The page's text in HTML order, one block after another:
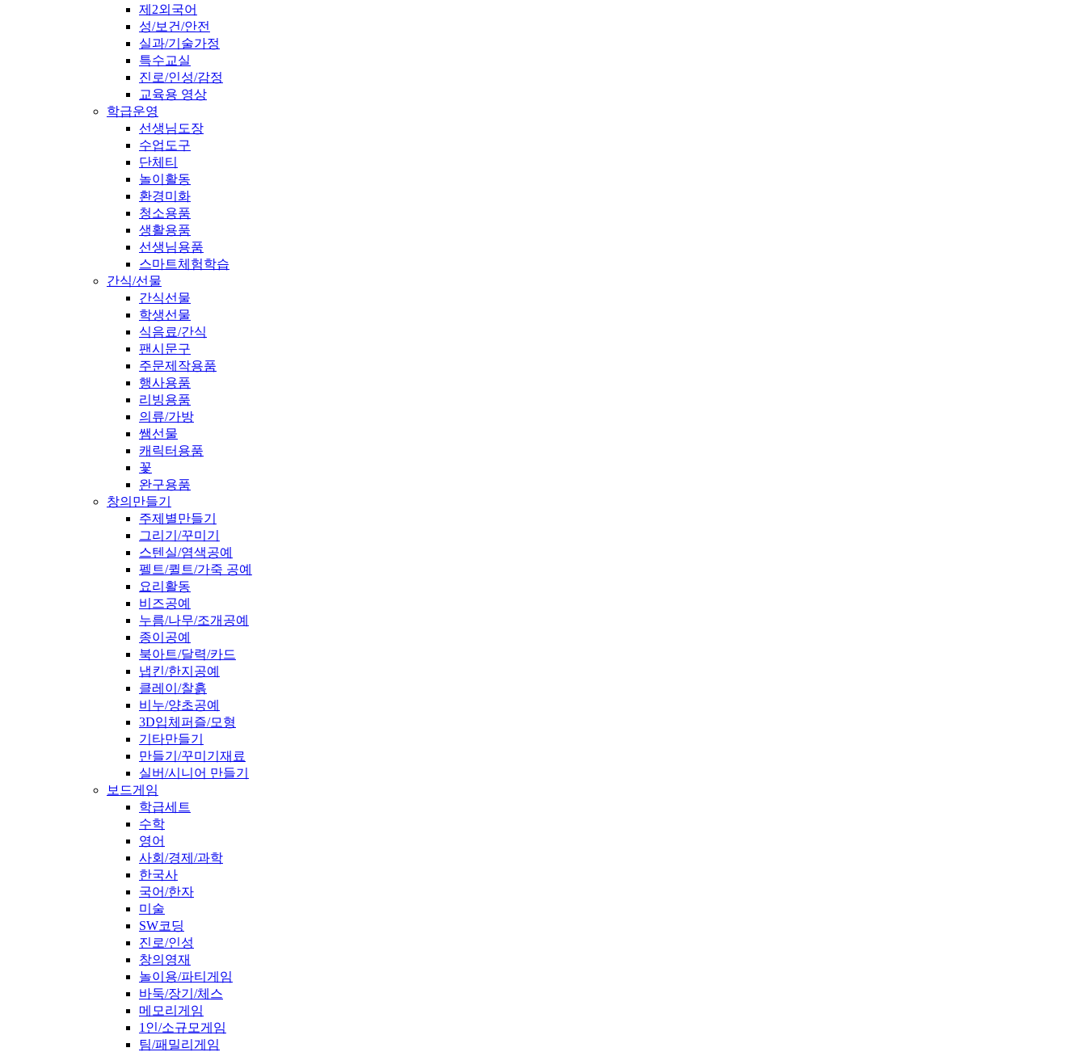
제2외국어
성/보건/안전
실과/기술가정
특수교실
진로/인성/감정
교육용 영상
학급운영
선생님도장
수업도구
단체티
놀이활동
환경미화
청소용품
생활용품
선생님용품
스마트체험학습
간식/선물
간식선물
학생선물
식음료/간식
팬시문구
주문제작용품
행사용품
리빙용품
의류/가방
쌤선물
캐릭터용품
꽃
완구용품
창의만들기
주제별만들기
그리기/꾸미기
스텐실/염색공예
펠트/퀼트/가죽 공예
요리활동
비즈공예
누름/나무/조개공예
종이공예
북아트/달력/카드
냅킨/한지공예
클레이/찰흙
비누/양초공예
3D입체퍼즐/모형
기타만들기
만들기/꾸미기재료
실버/시니어 만들기
보드게임
학급세트
수학
영어
사회/경제/과학
한국사
국어/한자
미술
SW코딩
진로/인성
창의영재
놀이용/파티게임
바둑/장기/체스
메모리게임
1인/소규모게임
팀/패밀리게임